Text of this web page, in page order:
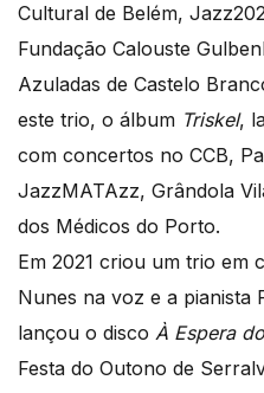
Cultural de Belém,
Fundação Calouste
Azuladas de Castelo
este trio, o álbum Triskel,
com concertos no CCB,
JazzMATAzz, Grândola
dos Médicos do Porto.
Em 2021 criou um trio em
Nunes na voz e a pianista
lançou o disco À Espera
Festa do Outono de